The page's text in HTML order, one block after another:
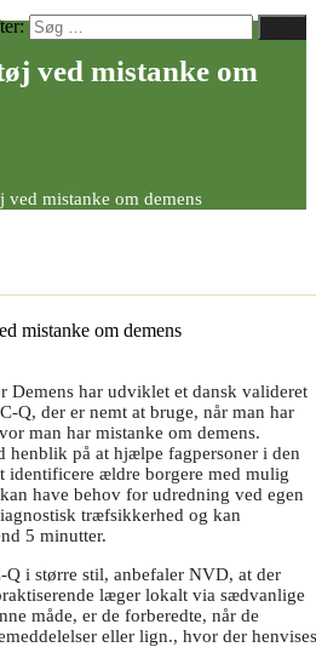
ved mistanke om
mistanke om demens
mistanke om demens
Demens har udviklet et dansk valideret
Q, der er nemt at bruge, når man har
man har mistanke om demens.
på at hjælpe fagpersoner i den
identificere ældre borgere med mulig
have behov for udredning ved egen
træfsikkerhed og kan
5 minutter.
Q i større stil, anbefaler NVD, at der
læger lokalt via sædvanlige
måde, er de forberedte, når de
eller lign., hvor der henvises